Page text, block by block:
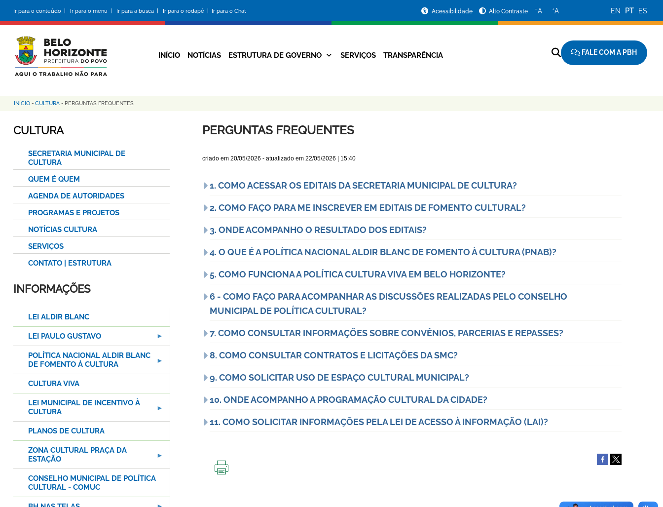
conteúdo
principal
Ir para o conteúdo | Ir para o menu | Ir para a busca | Ir para o rodapé | Ir para o Chat
da
Prefeitura
Acessibilidade Alto Contraste −A +A EN PT ES
Navegação
INÍCIO NOTÍCIAS ESTRUTURA DE GOVERNO SERVIÇOS TRANSPARÊNCIA FALE COM A PBH
Trilha
de
INÍCIO - CULTURA - PERGUNTAS FREQUENTES
PERGUNTAS FREQUENTES
criado em 20/05/2026 - atualizado em 22/05/2026 | 15:40
1. COMO ACESSAR OS EDITAIS DA SECRETARIA MUNICIPAL DE CULTURA?
2. COMO FAÇO PARA ME INSCREVER EM EDITAIS DE FOMENTO CULTURAL?
3. ONDE ACOMPANHO O RESULTADO DOS EDITAIS?
4. O QUE É A POLÍTICA NACIONAL ALDIR BLANC DE FOMENTO À CULTURA (PNAB)?
5. COMO FUNCIONA A POLÍTICA CULTURA VIVA EM BELO HORIZONTE?
6 - COMO FAÇO PARA ACOMPANHAR AS DISCUSSÕES REALIZADAS PELO CONSELHO
MUNICIPAL DE POLÍTICA CULTURAL?
7. COMO CONSULTAR INFORMAÇÕES SOBRE CONVÊNIOS, PARCERIAS E REPASSES?
8. COMO CONSULTAR CONTRATOS E LICITAÇÕES DA SMC?
9. COMO SOLICITAR USO DE ESPAÇO CULTURAL MUNICIPAL?
10. ONDE ACOMPANHO A PROGRAMAÇÃO CULTURAL DA CIDADE?
11. COMO SOLICITAR INFORMAÇÕES PELA LEI DE ACESSO À INFORMAÇÃO (LAI)?
CULTURA
SECRETARIA MUNICIPAL DE
CULTURA
QUEM É QUEM
AGENDA DE AUTORIDADES
PROGRAMAS E PROJETOS
NOTÍCIAS CULTURA
SERVIÇOS
CONTATO | ESTRUTURA
INFORMAÇÕES
LEI ALDIR BLANC
LEI PAULO GUSTAVO
POLÍTICA NACIONAL ALDIR BLANC
DE FOMENTO À CULTURA
CULTURA VIVA
LEI MUNICIPAL DE INCENTIVO À
CULTURA
PLANOS DE CULTURA
ZONA CULTURAL PRAÇA DA
ESTAÇÃO
CONSELHO MUNICIPAL DE POLÍTICA
CULTURAL - COMUC